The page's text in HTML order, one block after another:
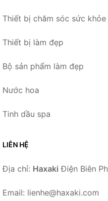
Thiết bị chăm sóc sức khỏe
Thiết bị làm đẹp
Bộ sản phẩm làm đẹp
Nước hoa
Tinh dầu spa
LIÊN HỆ
Địa chỉ: Haxaki Điện Biên
Email: lienhe@haxaki.com